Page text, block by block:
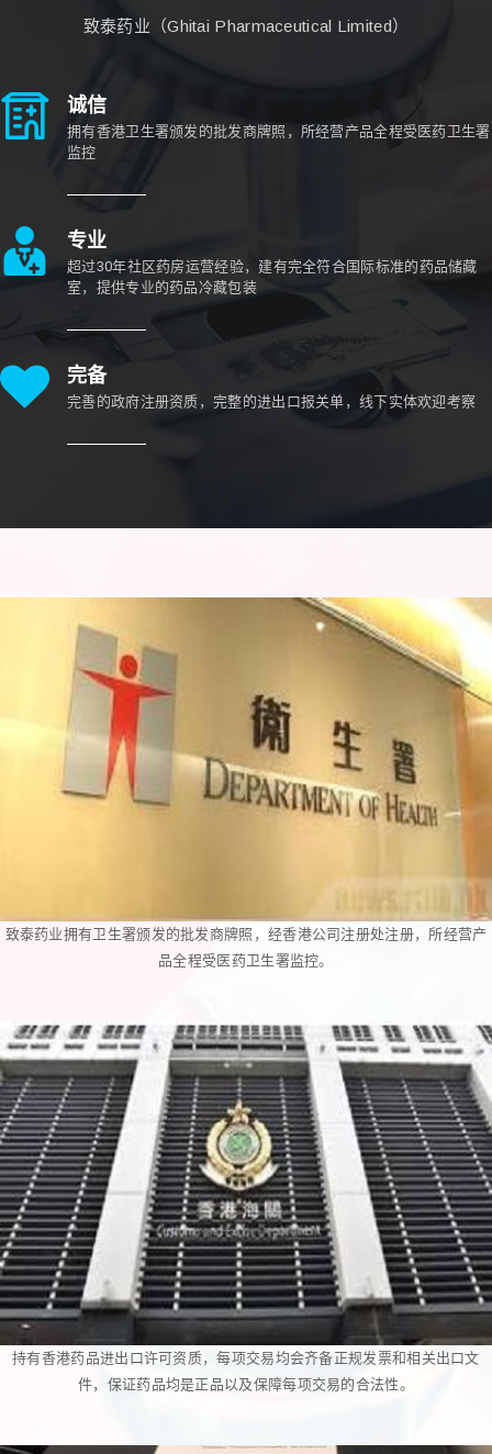
致泰药业（Ghitai Pharmaceutical Limited）
诚信
拥有香港卫生署颁发的批发商牌照，所经营产品全程受医药卫生署
监控
专业
超过30年社区药房运营经验，建有完全符合国际标准的药品储藏
室，提供专业的药品冷藏包装
完备
完善的政府注册资质，完整的进出口报关单，线下实体欢迎考察
致泰药业拥有卫生署颁发的批发商牌照，经香港公司注册处注册，所经营产
品全程受医药卫生署监控。
持有香港药品进出口许可资质，每项交易均会齐备正规发票和相关出口文
件，保证药品均是正品以及保障每项交易的合法性。